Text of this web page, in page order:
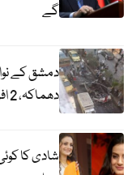
گے
دمشق کے
دھماکہ، 2 افراد جاں بحق، متعدد زخمی
شادی کا